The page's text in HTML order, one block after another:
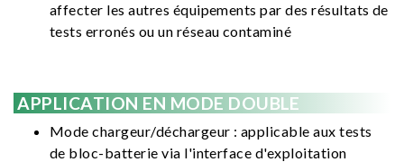
affecter les autres équipements par des résultats de
tests erronés ou un réseau contaminé
APPLICATION EN MODE DOUBLE
Mode chargeur/déchargeur : applicable aux tests
de bloc-batterie via l'interface d'exploitation